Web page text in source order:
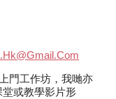
門工作坊，我哋亦
或教學影片形